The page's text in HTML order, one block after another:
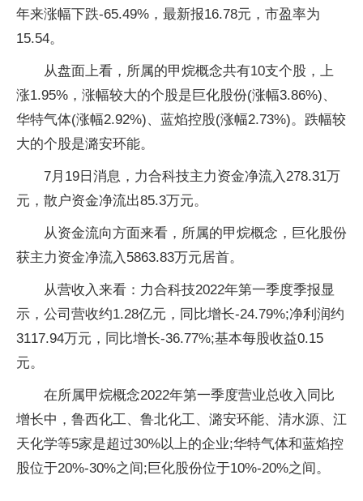
年来涨幅下跌-65.49%，最新报16.78元，市盈率为
15.54。
从盘面上看，所属的甲烷概念共有10支个股，上
涨1.95%，涨幅较大的个股是巨化股份(涨幅3.86%)、
华特气体(涨幅2.92%)、蓝焰控股(涨幅2.73%)。跌幅较
大的个股是潞安环能。
7月19日消息，力合科技主力资金净流入278.31万
元，散户资金净流出85.3万元。
从资金流向方面来看，所属的甲烷概念，巨化股份
获主力资金净流入5863.83万元居首。
从营收入来看：力合科技2022年第一季度季报显
示，公司营收约1.28亿元，同比增长-24.79%;净利润约
3117.94万元，同比增长-36.77%;基本每股收益0.15
元。
在所属甲烷概念2022年第一季度营业总收入同比
增长中，鲁西化工、鲁北化工、潞安环能、清水源、江
天化学等5家是超过30%以上的企业;华特气体和蓝焰控
股位于20%-30%之间;巨化股份位于10%-20%之间。